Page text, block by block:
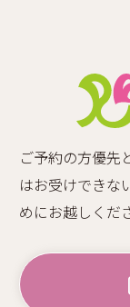
ご予約の方優先
はお受けできな
めにお越しくだ